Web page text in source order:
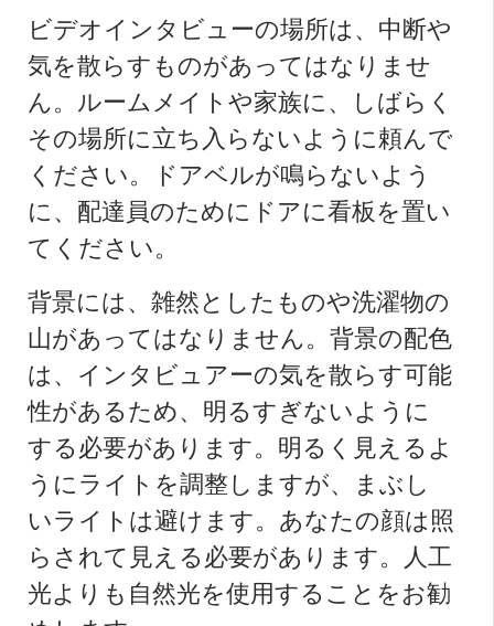
ビデオインタビューの場所は、中断や
気を散らすものがあってはなりませ
ん。ルームメイトや家族に、しばらく
その場所に立ち入らないように頼んで
ください。ドアベルが鳴らないよう
に、配達員のためにドアに看板を置い
てください。
背景には、雑然としたものや洗濯物の
山があってはなりません。背景の配色
は、インタビュアーの気を散らす可能
性があるため、明るすぎないように
する必要があります。明るく見えるよ
うにライトを調整しますが、まぶし
いライトは避けます。あなたの顔は照
らされて見える必要があります。人工
光よりも自然光を使用することをお勧